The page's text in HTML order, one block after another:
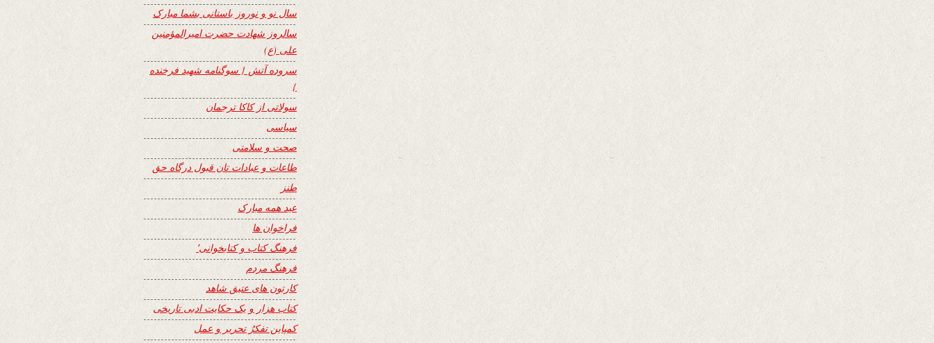
سال نو و نوروز باستانی بشما مبارک
سالروز شهادت حضرت امیرالمؤمنین
علی (ع)
سروده آتش { سوگنامه شهید فرخنده
}
سولاتی از کاکا ترجمان
سیاسی
صحت و سلامتی
طاعات و عبادات تان قبول درگاه حق
طنز
عید همه مبارک
فراخوان ها
فرهنگ کتاب و کتابخوانی٬
فرهنگ مردم
کارتون های عتیق شاهد
کتاب هزار و یک حکایت ادبی تاریخی
کمپاین تفکرُ تحریر و عمل